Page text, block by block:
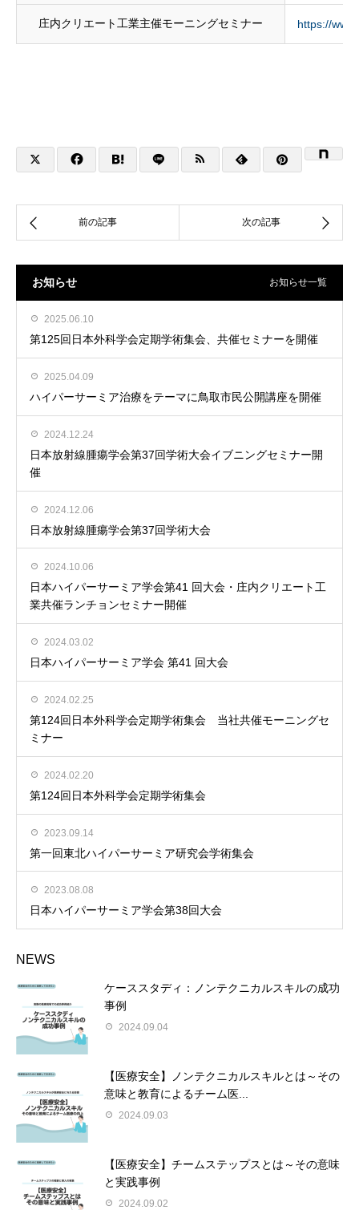
庄内クリエート工業主催モーニングセミナー https://
お知らせ お知らせ一覧
2025.06.10
第125回日本外科学会定期学術集会、共催セミナーを開催
2025.04.09
ハイパーサーミア治療をテーマに鳥取市民公開講座を開催
2024.12.24
日本放射線腫瘍学会第37回学術大会イブニングセミナー開
催
2024.12.06
日本放射線腫瘍学会第37回学術大会
2024.10.06
日本ハイパーサーミア学会第41 回大会・庄内クリエート工
業共催ランチョンセミナー開催
2024.03.02
日本ハイパーサーミア学会 第41 回大会
2024.02.25
第124回日本外科学会定期学術集会 当社共催モーニングセ
ミナー
2024.02.20
第124回日本外科学会定期学術集会
2023.09.14
第一回東北ハイパーサーミア研究会学術集会
2023.08.08
日本ハイパーサーミア学会第38回大会
NEWS
ケーススタディ：ノンテクニカルスキルの成功
事例
2024.09.04
【医療安全】ノンテクニカルスキルとは～その
意味と教育によるチーム医...
2024.09.03
【医療安全】チームステップスとは～その意味
と実践事例
2024.09.02